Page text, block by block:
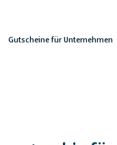
Gutscheine für Unternehmen